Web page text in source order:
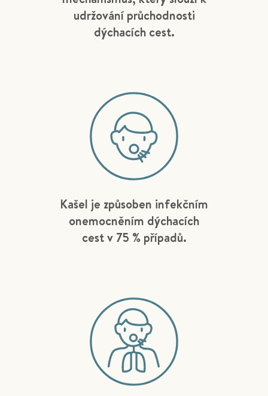
udržování průchodnosti
dýchacích cest.
Kašel je způsoben infekčním
onemocněním dýchacích
cest v 75 % případů.